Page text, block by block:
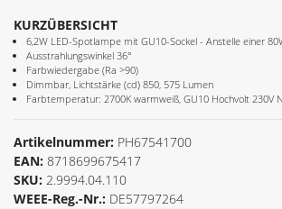
KURZÜBERSICHT
6,2W LED-Spotlampe mit GU10-Sockel - Anstelle einer
Ausstrahlungswinkel 36°
Farbwiedergabe (Ra >90)
Dimmbar, Lichtstärke (cd) 850, 575 Lumen
Farbtemperatur: 2700K warmweiß, GU10 Hochvolt 230V
Artikelnummer: PH67541700
EAN: 8718699675417
SKU: 2.9994.04.110
WEEE-Reg.-Nr.: DE57797264